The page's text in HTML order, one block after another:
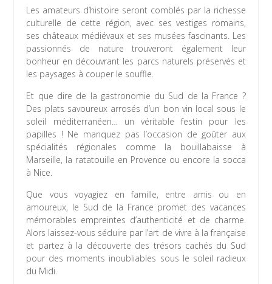
Les amateurs d’histoire seront comblés par la richesse
culturelle de cette région, avec ses vestiges romains,
ses châteaux médiévaux et ses musées fascinants. Les
passionnés de nature trouveront également leur
bonheur en découvrant les parcs naturels préservés et
les paysages à couper le souffle.
Et que dire de la gastronomie du Sud de la France ?
Des plats savoureux arrosés d’un bon vin local sous le
soleil méditerranéen… un véritable festin pour les
papilles ! Ne manquez pas l’occasion de goûter aux
spécialités régionales comme la bouillabaisse à
Marseille, la ratatouille en Provence ou encore la socca
à Nice.
Que vous voyagiez en famille, entre amis ou en
amoureux, le Sud de la France promet des vacances
mémorables empreintes d’authenticité et de charme.
Alors laissez-vous séduire par l’art de vivre à la française
et partez à la découverte des trésors cachés du Sud
pour des moments inoubliables sous le soleil radieux
du Midi.